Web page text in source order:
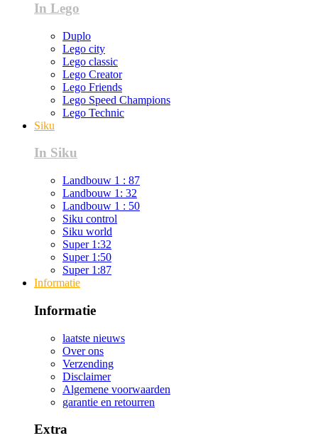
In Lego
Duplo
Lego city
Lego classic
Lego Creator
Lego Friends
Lego Speed Champions
Lego Technic
Siku
In Siku
Landbouw 1 : 87
Landbouw 1: 32
Landbouw 1 : 50
Siku control
Siku world
Super 1:32
Super 1:50
Super 1:87
Informatie
Informatie
laatste nieuws
Over ons
Verzending
Disclaimer
Algemene voorwaarden
garantie en retourren
Extra